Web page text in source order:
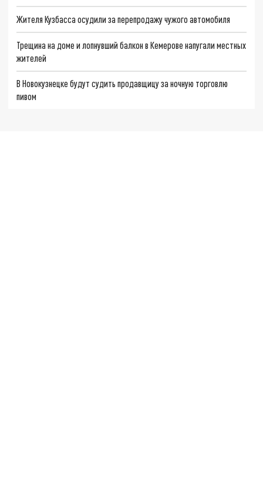
Жителя Кузбасса осудили за перепродажу чужого автомобиля
Трещина на доме и лопнувший балкон в Кемерове напугали местных
жителей
В Новокузнецке будут судить продавщицу за ночную торговлю
пивом